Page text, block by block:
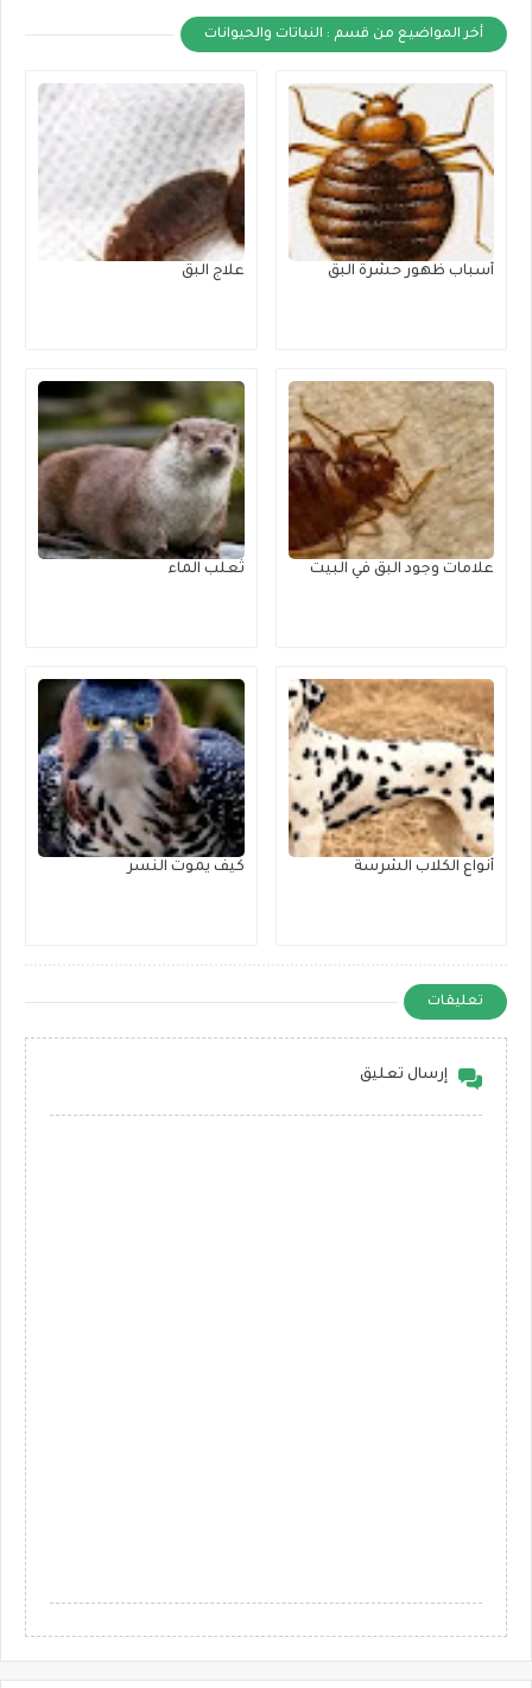
أخر المواضيع من قسم : النباتات والحيوانات
أسباب ظهور حشرة البق علاج البق
علامات وجود البق في البيت ثعلب الماء
أنواع الكلاب الشرسة كيف يموت النسر
تعليقات
إرسال تعليق